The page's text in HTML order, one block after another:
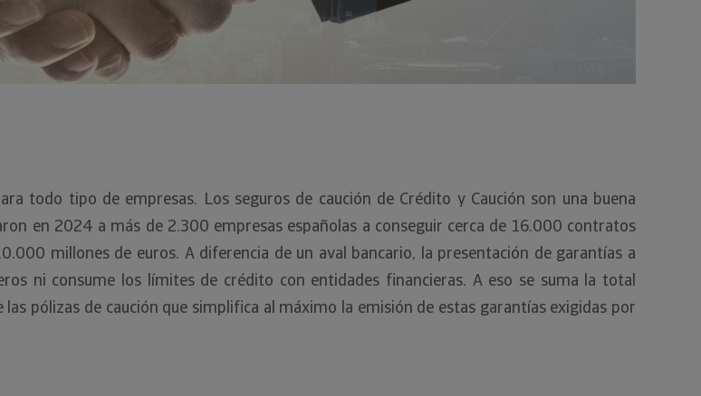
todo tipo de empresas. Los seguros de caución de Crédito y Caución son una buena
en 2024 a más de 2.300 empresas españolas a conseguir cerca de 16.000 contratos
millones de euros. A diferencia de un aval bancario, la presentación de garantías a
ni consume los límites de crédito con entidades financieras. A eso se suma la total
pólizas de caución que simplifica al máximo la emisión de estas garantías exigidas por